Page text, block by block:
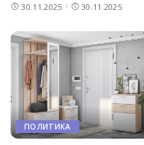
30.11.2025 30.11.2025
ПОЛИТИКА